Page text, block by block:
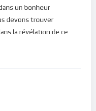
1. 27; 1 Corinthiens 6.
veuillez
un bonheur
devons trouver
la révélation de ce